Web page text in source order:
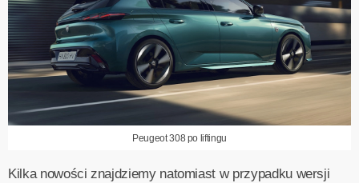
Peugeot 308 po liftingu
Kilka nowości znajdziemy natomiast w przypadku wersji